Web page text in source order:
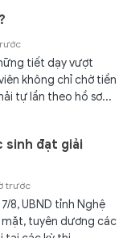
tiết dạy vượt
không chỉ chờ tiền
tự lần theo hồ sơ...
sinh đạt giải
trước
8, UBND tỉnh Nghệ
tuyên dương các